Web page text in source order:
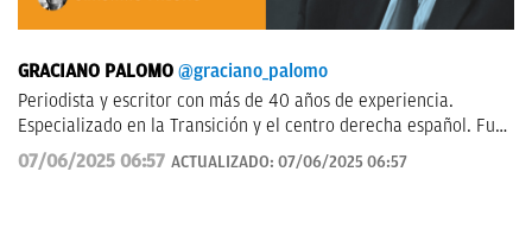
GRACIANO PALOMO @graciano_palomo
Periodista y escritor con más de 40 años de experiencia.
Especializado en la Transición y el centro derecha español. Fui
jefe de Información Política en la agencia EFE. Escribo sobre
política nacional
07/06/2025 06:57 ACTUALIZADO: 07/06/2025 06:57